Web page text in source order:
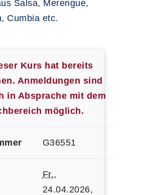
Salsa, Merengue,
Cumbia etc.
Kurs hat bereits
Anmeldungen sind
in Absprache mit dem
möglich.
G36551
Fr.,
24.04.2026,